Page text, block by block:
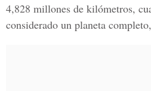
4,828 millones de kilómetros,
considerado un planeta